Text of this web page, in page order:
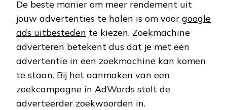
De beste manier om meer rendement uit
jouw advertenties te halen is om voor google
ads uitbesteden te kiezen. Zoekmachine
adverteren betekent dus dat je met een
advertentie in een zoekmachine kan komen
te staan. Bij het aanmaken van een
zoekcampagne in AdWords stelt de
adverteerder zoekwoorden in.